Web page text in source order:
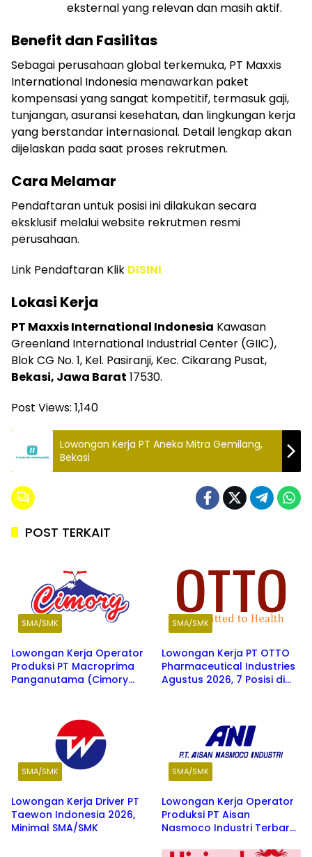
eksternal yang relevan dan masih aktif.
Benefit dan Fasilitas
Sebagai perusahaan global terkemuka, PT Maxxis
International Indonesia menawarkan paket
kompensasi yang sangat kompetitif, termasuk gaji,
tunjangan, asuransi kesehatan, dan lingkungan kerja
yang berstandar internasional. Detail lengkap akan
dijelaskan pada saat proses rekrutmen.
Cara Melamar
Pendaftaran untuk posisi ini dilakukan secara
eksklusif melalui website rekrutmen resmi
perusahaan.
Link Pendaftaran Klik DISINI
Lokasi Kerja
PT Maxxis International Indonesia Kawasan
Greenland International Industrial Center (GIIC),
Blok CG No. 1, Kel. Pasiranji, Kec. Cikarang Pusat,
Bekasi, Jawa Barat 17530.
Post Views: 1,140
Lowongan Kerja PT Aneka Mitra Gemilang,
Bekasi
POST TERKAIT
SMA/SMK
Lowongan Kerja Operator
Produksi PT Macroprima
Panganutama (Cimory
SMA/SMK
Lowongan Kerja PT OTTO
Pharmaceutical Industries
Agustus 2026, 7 Posisi di
SMA/SMK
Lowongan Kerja Driver PT
Taewon Indonesia 2026,
Minimal SMA/SMK
SMA/SMK
Lowongan Kerja Operator
Produksi PT Aisan
Nasmoco Industri Terbaru